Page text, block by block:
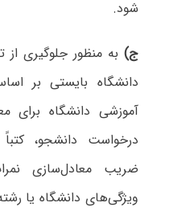
شود.
ج) به منظور جلوگیری
دانشگاه بایستی بر
آموزشی دانشگاه برای
درخواست دانشجو،
ضریب معادل‌سازی
ویژگی‌های دانشگاه یا